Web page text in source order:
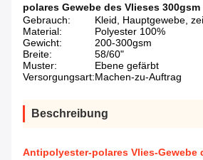
polares Gewebe des Vlieses 300gsm
Gebrauch:
Kleid, Hauptgewebe,
Material:
Polyester 100%
Gewicht:
200-300gsm
Breite:
58/60"
Muster:
Ebene gefärbt
Versorgungsart:Machen-zu-Auftrag
Beschreibung
Antipolyester-polares Vlies-Gewebe